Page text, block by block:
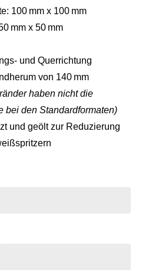
100 mm x 100 mm
mm x 50 mm
und Querrichtung
von 140 mm
haben nicht die
bei den Standardformaten)
und geölt zur Reduzierung